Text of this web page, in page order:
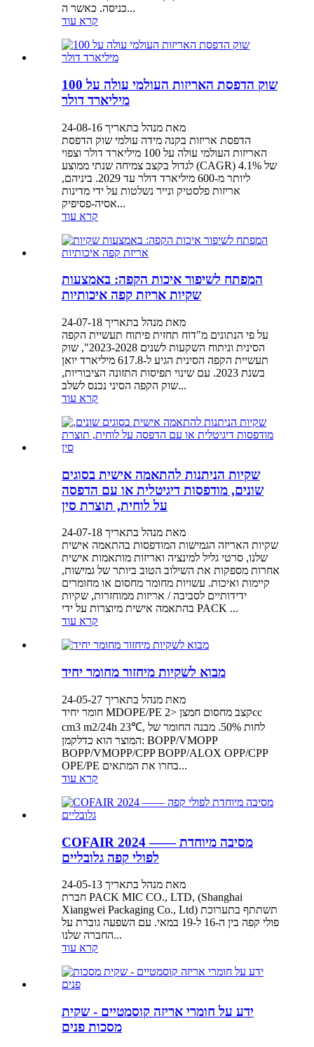
כניסה. כאשר ה...
קרא עוד
שוק הדפסת האריזות העולמי עולה על 100
מיליארד דולר
מאת מנהל בתאריך 24-08-16
הדפסת אריזות בקנה מידה עולמי שוק הדפסת
האריזות העולמי עולה על 100 מיליארד דולר וצפוי
לגדול בקצב צמיחה שנתי ממוצע (CAGR) של 4.1%
ליותר מ-600 מיליארד דולר עד 2029. ביניהם,
אריזות פלסטיק ונייר נשלטות על ידי מדינות
אסיה-פסיפיק...
קרא עוד
המפתח לשיפור איכות הקפה: באמצעות
שקיות אריזת קפה איכותיות
מאת מנהל בתאריך 24-07-18
על פי הנתונים מ"דוח תחזית פיתוח תעשיית הקפה
הסינית וניתוח השקעות לשנים 2023-2028", שוק
תעשיית הקפה הסינית הגיע ל-617.8 מיליארד יואן
בשנת 2023. עם שינוי תפיסות התזונה הציבוריות,
שוק הקפה הסיני נכנס לשלב...
קרא עוד
שקיות הניתנות להתאמה אישית בסוגים
שונים, מודפסות דיגיטלית או עם הדפסה
על לוחית, תוצרת סין
מאת מנהל בתאריך 24-07-18
שקיות האריזה הגמישות המודפסות בהתאמה אישית
שלנו, סרטי גליל למינציה ואריזות מותאמות אישית
אחרות מספקות את השילוב הטוב ביותר של גמישות,
קיימות ואיכות. עשויות מחומר מחסום או מחומרים
ידידותיים לסביבה / אריזות ממוחזרות, שקיות
בהתאמה אישית מיוצרות על ידי PACK ...
קרא עוד
מבוא לשקיות מיחזור מחומר יחיד
מאת מנהל בתאריך 24-05-27
חומר יחיד MDOPE/PE קצב מחסום חמצן <2cc
cm3 m2/24h 23℃, לחות 50%. מבנה החומר של
המוצר הוא כדלקמן: BOPP/VMOPP
BOPP/VMOPP/CPP BOPP/ALOX OPP/CPP
OPE/PE בחרו את המתאים...
קרא עוד
COFAIR 2024 —— מסיבה מיוחדת
לפולי קפה גלובליים
מאת מנהל בתאריך 24-05-13
חברת PACK MIC CO., LTD, (Shanghai
Xiangwei Packaging Co., Ltd) תשתתף בתערוכת
פולי קפה בין ה-16 ל-19 במאי. עם השפעה גוברת על
החברה שלנו...
קרא עוד
ידע על חומרי אריזה קוסמטיים - שקית
מסכות פנים